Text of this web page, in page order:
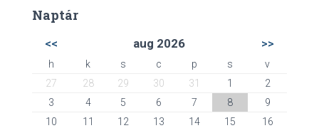
Naptár
<< aug 2026 >>
h k s c p s
v
27
28 29 30 31 1
2
3
4 5 6 7 8
9
10
11 12 13 14 15
16